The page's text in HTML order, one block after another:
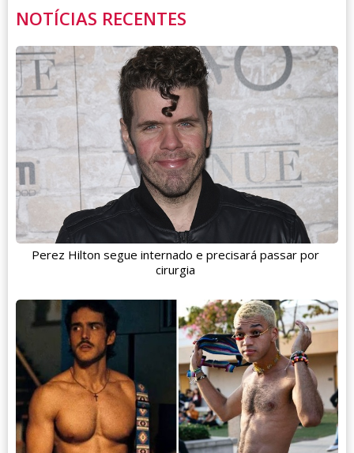
NOTÍCIAS RECENTES
Perez Hilton segue internado e precisará passar por
cirurgia